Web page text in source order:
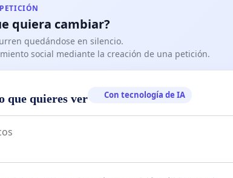
quiera cambiar?
quedándose en silencio.
social mediante la creación de una petición.
que quieres ver Con tecnología de IA